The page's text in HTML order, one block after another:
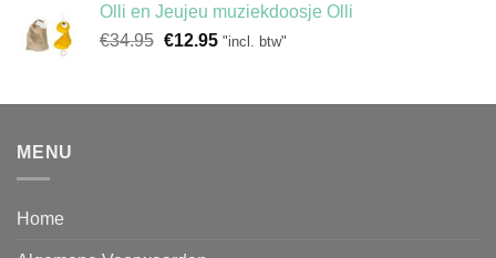
€9.50.€7.50.
Olli en Jeujeu muziekdoosje Olli
€34.95 Oorspronkelijke
€34.95.
€12.95Huidige
€12.95.
"incl. btw"
MENU
Home